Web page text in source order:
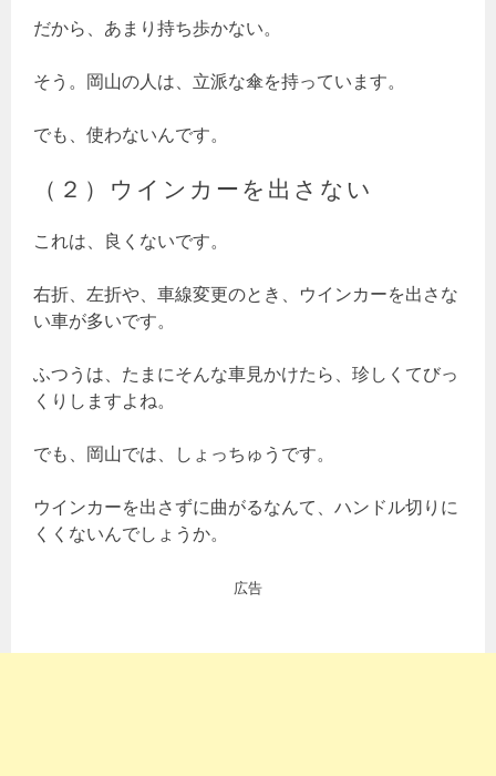
だから、あまり持ち歩かない。
そう。岡山の人は、立派な傘を持っています。
でも、使わないんです。
（２）ウインカーを出さない
これは、良くないです。
右折、左折や、車線変更のとき、ウインカーを出さな
い車が多いです。
ふつうは、たまにそんな車見かけたら、珍しくてびっ
くりしますよね。
でも、岡山では、しょっちゅうです。
ウインカーを出さずに曲がるなんて、ハンドル切りに
くくないんでしょうか。
広告